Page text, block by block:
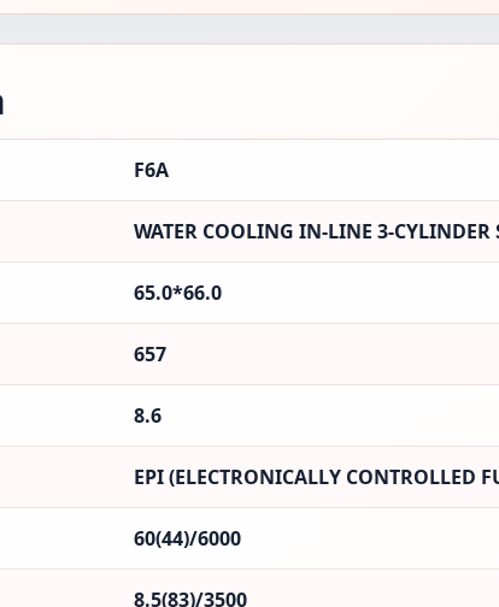
F6A
WATER COOLING IN-LINE 3-CYLINDER
65.0*66.0
657
8.6
EPI (ELECTRONICALLY CONTROLLED
60(44)/6000
8.5(83)/3500